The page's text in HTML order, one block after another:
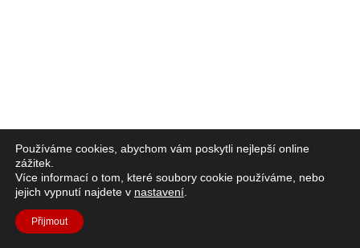
Používáme cookies, abychom vám poskytli nejlepší online
zážitek.
Více informací o tom, které soubory cookie používáme, nebo
jejich vypnutí najdete v nastavení
Přijmout